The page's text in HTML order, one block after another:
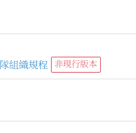
組織規程
非現行版本